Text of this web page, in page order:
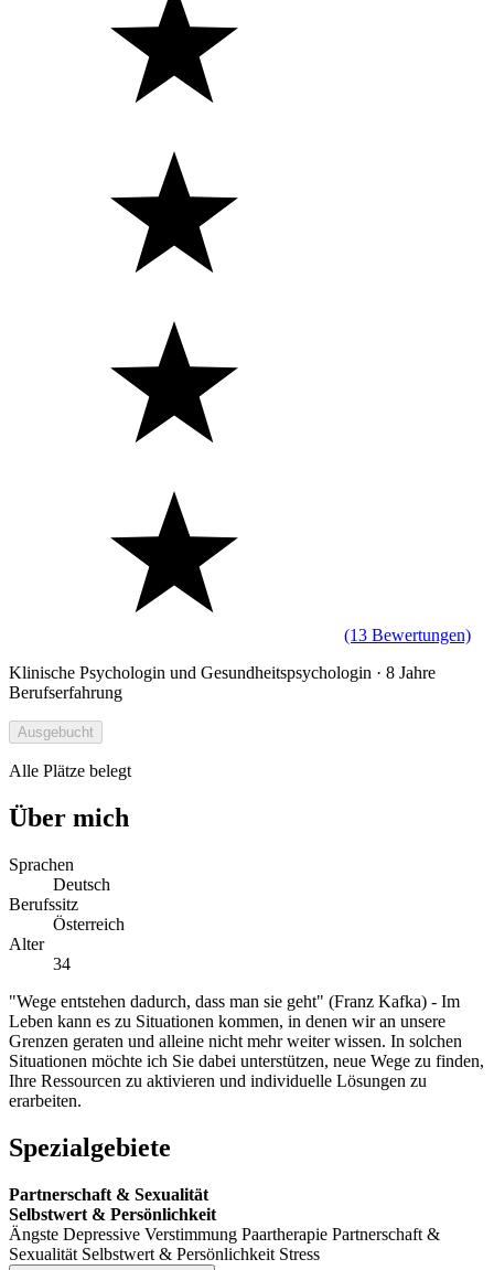
(13 Bewertungen)
Klinische Psychologin und Gesundheitspsychologin · 8 Jahre
Berufserfahrung
Ausgebucht
Alle Plätze belegt
Über mich
Sprachen
Deutsch
Berufssitz
Österreich
Alter
34
"Wege entstehen dadurch, dass man sie geht" (Franz Kafka) - Im
Leben kann es zu Situationen kommen, in denen wir an unsere
Grenzen geraten und alleine nicht mehr weiter wissen. In solchen
Situationen möchte ich Sie dabei unterstützen, neue Wege zu finden,
Ihre Ressourcen zu aktivieren und individuelle Lösungen zu
erarbeiten.
Spezialgebiete
Partnerschaft & Sexualität
Selbstwert & Persönlichkeit
Ängste Depressive Verstimmung Paartherapie Partnerschaft &
Sexualität Selbstwert & Persönlichkeit Stress